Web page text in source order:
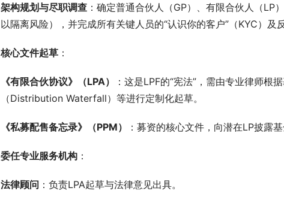
架构规划与尽职调查 ：确定普通合伙人（GP）、有限合伙人（LP
以隔离风险），并完成所有关键人员的“认识你的客户”（KYC）及
核心文件起草 ：
《有限合伙协议》（LPA）
：这是LPF的“宪法”，需由专业律师根
（Distribution Waterfall）等进行定制化起草。
《私募配售备忘录》（PPM） ：募资的核心文件，向潜在LP披露
委任专业服务机构 ：
法律顾问 ：负责LPA起草与法律意见出具。